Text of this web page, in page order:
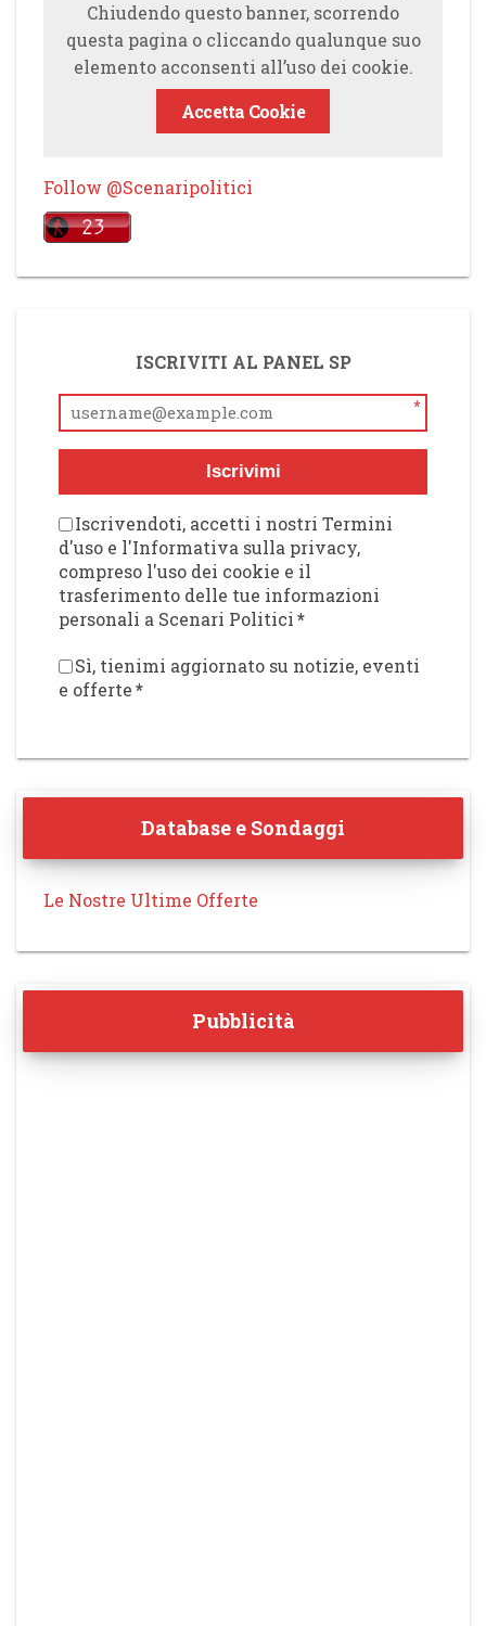
Chiudendo questo banner, scorrendo
questa pagina o cliccando qualunque suo
elemento acconsenti all’uso dei cookie.
Accetta Cookie
Follow @Scenaripolitici
ISCRIVITI AL PANEL SP
*
Iscrivimi
Iscrivendoti, accetti i nostri Termini
d'uso e l'Informativa sulla privacy,
compreso l'uso dei cookie e il
trasferimento delle tue informazioni
personali a Scenari Politici*
Sì, tienimi aggiornato su notizie, eventi
e offerte*
Database e Sondaggi
Le Nostre Ultime Offerte
Pubblicità